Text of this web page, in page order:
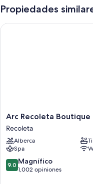
Alberca al aire libre por
detalles como wifi gratis y
Otros servicios que también
Baños con regaderas y
Televisiones de pantalla
Servicio de limpieza diario
Propiedades
Arc
Recoleta
Boutique
Hotel
&
Spa
Recoleta
Arc Recoleta Boutique
Recoleta
Alberca
Spa
9.0
de
9.0 Magnífico
1,002 opiniones
Arc Recoleta Boutique